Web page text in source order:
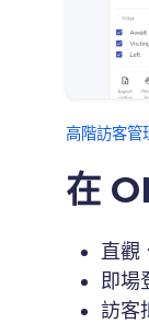
高階訪客管
在
直觀
即場
訪客